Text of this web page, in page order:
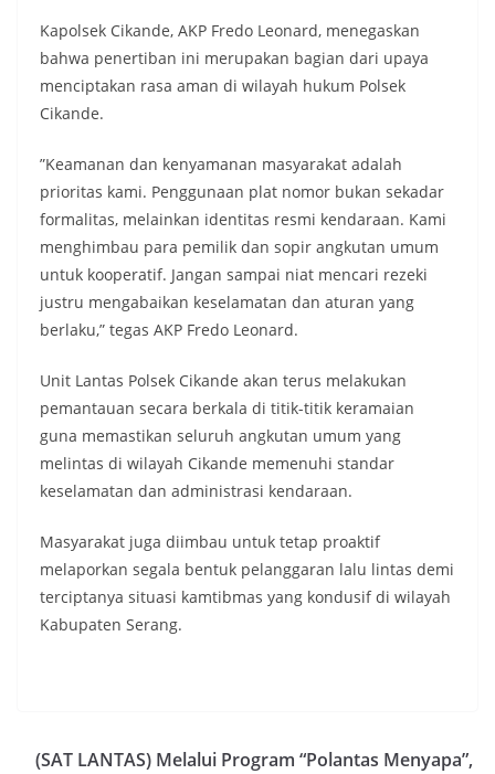
​Kapolsek Cikande, AKP Fredo Leonard, menegaskan
bahwa penertiban ini merupakan bagian dari upaya
menciptakan rasa aman di wilayah hukum Polsek
Cikande.
​”Keamanan dan kenyamanan masyarakat adalah
prioritas kami. Penggunaan plat nomor bukan sekadar
formalitas, melainkan identitas resmi kendaraan. Kami
menghimbau para pemilik dan sopir angkutan umum
untuk kooperatif. Jangan sampai niat mencari rezeki
justru mengabaikan keselamatan dan aturan yang
berlaku,” tegas AKP Fredo Leonard.
​Unit Lantas Polsek Cikande akan terus melakukan
pemantauan secara berkala di titik-titik keramaian
guna memastikan seluruh angkutan umum yang
melintas di wilayah Cikande memenuhi standar
keselamatan dan administrasi kendaraan.
​Masyarakat juga diimbau untuk tetap proaktif
melaporkan segala bentuk pelanggaran lalu lintas demi
terciptanya situasi kamtibmas yang kondusif di wilayah
Kabupaten Serang.
(SAT LANTAS) Melalui Program “Polantas Menyapa”,